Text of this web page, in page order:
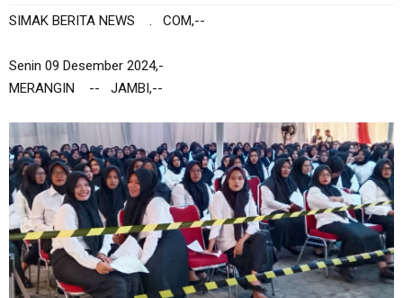
SIMAK BERITA NEWS . COM,--
Senin 09 Desember 2024,-
MERANGIN -- JAMBI,--